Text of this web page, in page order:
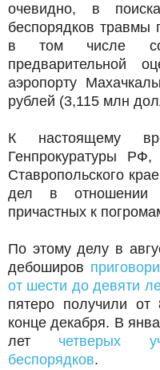
очевидно, в
беспорядков травмы
в том числе
предварительной
аэропорту
рублей (3,115 млн
К настоящему
Генпрокуратуры
Ставропольского
дел в отношении
причастных к
По этому делу в
дебоширов
от шести до девяти
пятеро получили
конце декабря. В
лет четверых
беспорядков.